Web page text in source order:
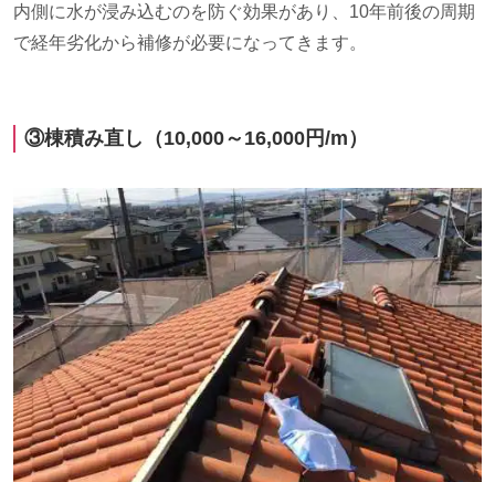
内側に水が浸み込むのを防ぐ効果があり、 10年前後の周期
で経年劣化から補修が必要になってきます。
③棟積み直し（10,000～ 16,000 円/m）